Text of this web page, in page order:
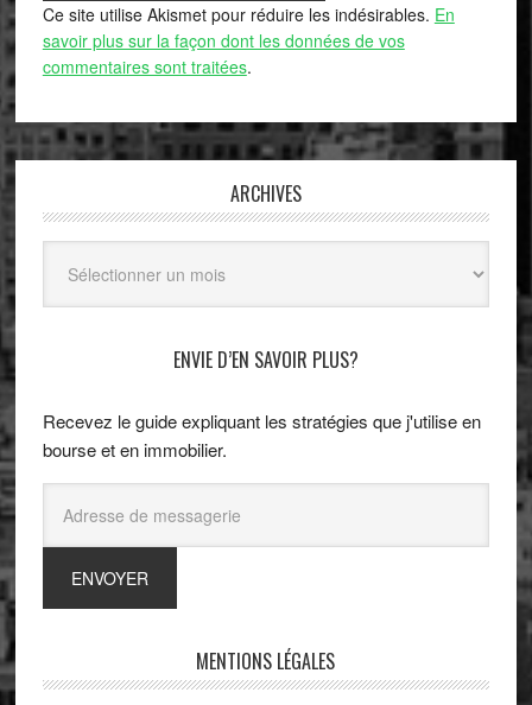
Ce site utilise Akismet pour réduire les indésirables. En
savoir plus sur la façon dont les données de vos
commentaires sont traitées.
ARCHIVES
ENVIE D’EN SAVOIR PLUS?
Recevez le guide expliquant les stratégies que j'utilise en
bourse et en immobilier.
MENTIONS LÉGALES